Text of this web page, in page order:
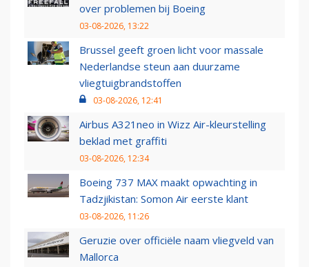
over problemen bij Boeing
03-08-2026, 13:22
Brussel geeft groen licht voor massale
Nederlandse steun aan duurzame
vliegtuigbrandstoffen
03-08-2026, 12:41
Airbus A321neo in Wizz Air-kleurstelling
beklad met graffiti
03-08-2026, 12:34
Boeing 737 MAX maakt opwachting in
Tadzjikistan: Somon Air eerste klant
03-08-2026, 11:26
Geruzie over officiële naam vliegveld van
Mallorca